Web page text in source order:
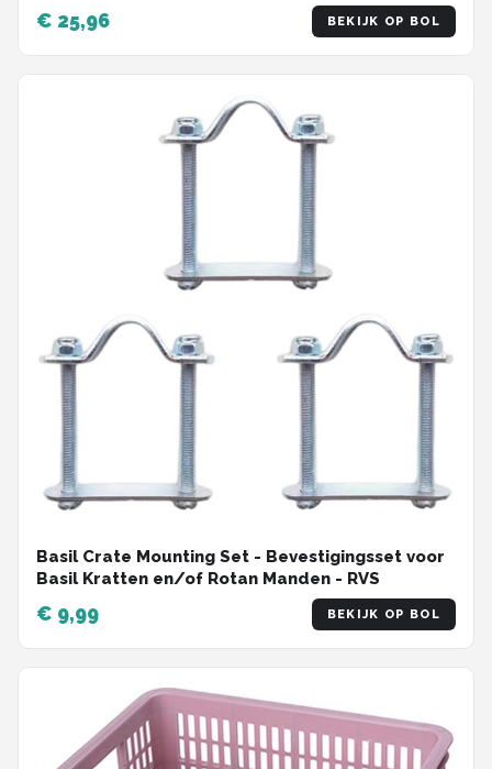
€ 25,96 BEKIJK OP BOL
Basil Crate Mounting Set - Bevestigingsset voor
Basil Kratten en/of Rotan Manden - RVS
€ 9,99 BEKIJK OP BOL